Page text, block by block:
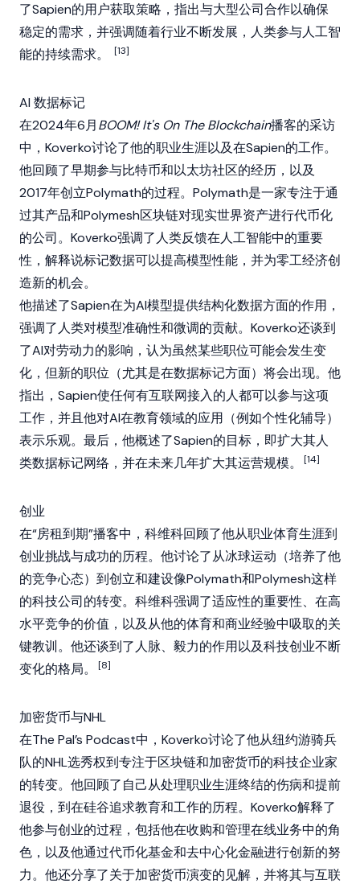
了Sapien的用户获取策略，指出与大型公司合作以确保
稳定的需求，并强调随着行业不断发展，人类参与人工智
能的持续需求。
[13]
AI 数据标记
在2024年6月BOOM! It's On The Blockchain播客的采访
中，Koverko讨论了他的职业生涯以及在Sapien的工作。
他回顾了早期参与比特币和以太坊社区的经历，以及
2017年创立Polymath的过程。Polymath是一家专注于通
过其产品和Polymesh区块链对现实世界资产进行代币化
的公司。Koverko强调了人类反馈在人工智能中的重要
性，解释说标记数据可以提高模型性能，并为零工经济创
造新的机会。
他描述了Sapien在为AI模型提供结构化数据方面的作用，
强调了人类对模型准确性和微调的贡献。Koverko还谈到
了AI对劳动力的影响，认为虽然某些职位可能会发生变
化，但新的职位（尤其是在数据标记方面）将会出现。他
指出， Sapien使任何有互联网接入的人都可以参与这项
工作，并且他对AI在教育领域的应用（例如个性化辅导）
表示乐观。最后，他概述了Sapien的目标，即扩大其人
类数据标记网络，并在未来几年扩大其运营规模。
[14]
创业
在“房租到期”播客中，科维科回顾了他从职业体育生涯到
创业挑战与成功的历程。他讨论了从冰球运动（培养了他
的竞争心态）到创立和建设像Polymath和Polymesh这样
的科技公司的转变。科维科强调了适应性的重要性、在高
水平竞争的价值，以及从他的体育和商业经验中吸取的关
键教训。他还谈到了人脉、毅力的作用以及科技创业不断
变化的格局。
[8]
加密货币与NHL
在The Pal’s Podcast中，Koverko讨论了他从纽约游骑兵
队的NHL选秀权到专注于区块链和加密货币的科技企业家
的转变。他回顾了自己从处理职业生涯终结的伤病和提前
退役，到在硅谷追求教育和工作的历程。Koverko解释了
他参与创业的过程，包括他在收购和管理在线业务中的角
色，以及他通过代币化基金和去中心化金融进行创新的努
力。他还分享了关于加密货币演变的见解，并将其与互联